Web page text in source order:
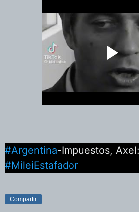
#Argentina-Impuestos, Axel:
#MileiEstafador
Compartir